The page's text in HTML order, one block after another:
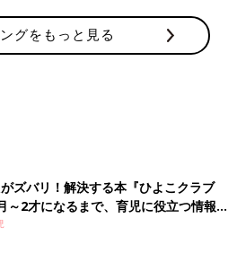
グをもっと見る
ズバリ！解決する本『ひよこクラブ
2才になるまで、育児に役立つ情報が